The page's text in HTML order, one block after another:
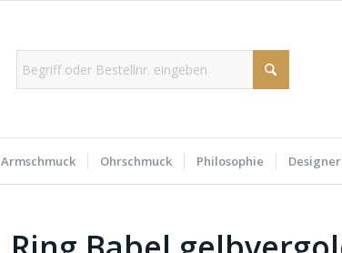
Armschmuck Ohrschmuck Philosophie